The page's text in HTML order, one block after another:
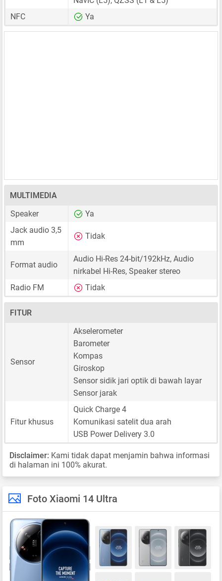
NFC
Ya
MULTIMEDIA
Speaker
Ya
Jack audio 3,5
mm
Tidak
Format audio
Audio Hi-Res 24-bit/192kHz, Audio
nirkabel Hi-Res, Speaker stereo
Radio FM
Tidak
FITUR
Sensor
Akselerometer
Barometer
Kompas
Giroskop
Sensor sidik jari optik di bawah layar
Sensor jarak
Fitur khusus
Quick Charge 4
Komunikasi satelit dua arah
USB Power Delivery 3.0
Disclaimer: Kami tidak dapat menjamin bahwa informasi
di halaman ini 100% akurat.
Foto Xiaomi 14 Ultra